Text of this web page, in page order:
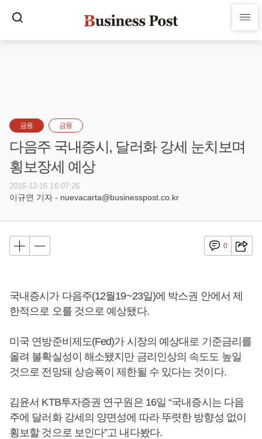
금융 금융
다음주 국내증시, 달러화 강세 눈치보며
횡보장세 예상
2016-12-16 16:07:26
이규연 기자 - nuevacarta@businesspost.co.kr
0
국내증시가 다음주(12월19~23일)에 박스권 안에서 제
한적으로 오를 것으로 예상됐다.
미국 연방준비제도(Fed)가 시장의 예상대로 기준금리를
올려 불확실성이 해소됐지만 금리인상의 속도도 높일
것으로 전망돼 상승폭이 제한될 수 있다는 것이다.
김윤서 KTB투자증권 연구원은 16일 “국내증시는 다음
주에 달러화 강세의 양면성에 따라 뚜렷한 방향성 없이
횡보할 것으로 보인다”고 내다봤다.